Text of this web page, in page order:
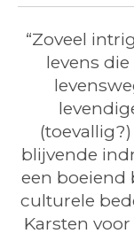
“Zoveel
levens
blijvende
een boeiend
culturele
Karsten